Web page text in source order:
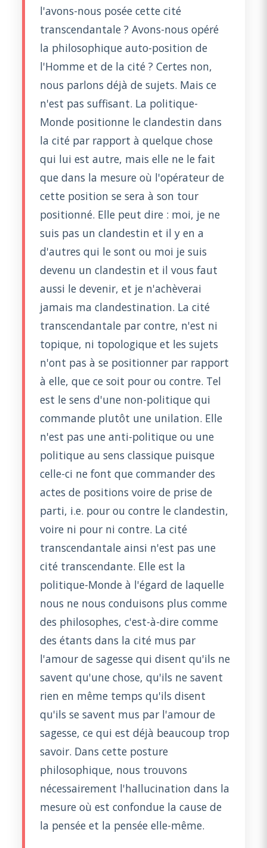
l'avons-nous posée cette cité
transcendantale ? Avons-nous opéré
la philosophique auto-position de
l'Homme et de la cité ? Certes non,
nous parlons déjà de sujets. Mais ce
n'est pas suffisant. La politique-
Monde positionne le clandestin dans
la cité par rapport à quelque chose
qui lui est autre, mais elle ne le fait
que dans la mesure où l'opérateur de
cette position se sera à son tour
positionné. Elle peut dire : moi, je ne
suis pas un clandestin et il y en a
d'autres qui le sont ou moi je suis
devenu un clandestin et il vous faut
aussi le devenir, et je n'achèverai
jamais ma clandestination. La cité
transcendantale par contre, n'est ni
topique, ni topologique et les sujets
n'ont pas à se positionner par rapport
à elle, que ce soit pour ou contre. Tel
est le sens d'une non-politique qui
commande plutôt une unilation. Elle
n'est pas une anti-politique ou une
politique au sens classique puisque
celle-ci ne font que commander des
actes de positions voire de prise de
parti, i.e. pour ou contre le clandestin,
voire ni pour ni contre. La cité
transcendantale ainsi n'est pas une
cité transcendante. Elle est la
politique-Monde à l'égard de laquelle
nous ne nous conduisons plus comme
des philosophes, c'est-à-dire comme
des étants dans la cité mus par
l'amour de sagesse qui disent qu'ils ne
savent qu'une chose, qu'ils ne savent
rien en même temps qu'ils disent
qu'ils se savent mus par l'amour de
sagesse, ce qui est déjà beaucoup trop
savoir. Dans cette posture
philosophique, nous trouvons
nécessairement l'hallucination dans la
mesure où est confondue la cause de
la pensée et la pensée elle-même.